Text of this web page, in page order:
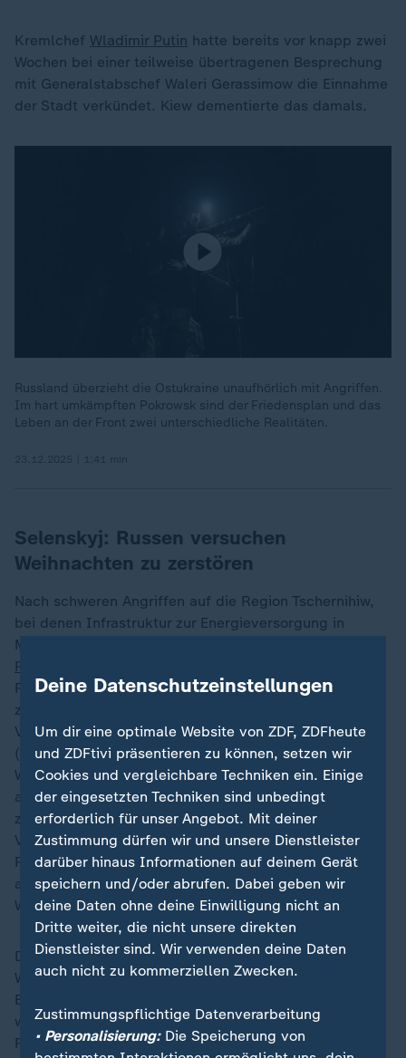
Kremlchef Wladimir Putin hatte bereits vor knapp zwei
Wochen bei einer teilweise übertragenen Besprechung
mit Generalstabschef Waleri Gerassimow die Einnahme
der Stadt verkündet. Kiew dementierte das damals.
Russland überzieht die Ostukraine unaufhörlich mit Angriffen.
Im hart umkämpften Pokrowsk sind der Friedensplan und das
Leben an der Front zwei unterschiedliche Realitäten.
Selenskyj: Russen versuchen
Weihnachten zu zerstören
Nach schweren Angriffen auf die Region Tschernihiw,
bei denen Infrastruktur zur Energieversorgung in
Mitleidenschaft gezogen wurde, warf Selenskyj
Russland
Russen auch dieses Fest und diesen heiligen Tag zu
zerstören", sagte er am Dienstag in seiner abendlichen
Videobotschaft. Auch Bundeskanzler Friedrich Merz
(CDU) hatte Putin vergangene Woche zu einer
Waffenruhe in der Ukraine über Weihnachten
aufgefordert. Die ukrainische Bevölkerung solle
zermürbt werden, damit sich die russische
Verhandlungsposition stärken würde, schätzte ZDF-
Reporter Timm Kröger ein. Selenskyj habe das Militär
angewiesen, sich auf schwere Angriffe während der
Weihnachtszeit einzustellen, so Kröger.
Die Ukraine feiert anders als in früheren Jahren
Weihnachten inzwischen offiziell nach westlichem
Brauch. Viele ukrainische Christen halten sich aber
weiter an orthodoxe Traditionen, Weihnachten wie in
Russland zum 7. Januar zu feiern.
Deine Datenschutzeinstellungen
Um dir eine optimale Website von ZDF, ZDFheute
und ZDFtivi präsentieren zu können, setzen wir
Cookies und vergleichbare Techniken ein. Einige
der eingesetzten Techniken sind unbedingt
erforderlich für unser Angebot. Mit deiner
Zustimmung dürfen wir und unsere Dienstleister
darüber hinaus Informationen auf deinem Gerät
speichern und/oder abrufen. Dabei geben wir
deine Daten ohne deine Einwilligung nicht an
Dritte weiter, die nicht unsere direkten
Dienstleister sind. Wir verwenden deine Daten
auch nicht zu kommerziellen Zwecken.
Zustimmungspflichtige Datenverarbeitung
• Personalisierung:Die Speicherung von